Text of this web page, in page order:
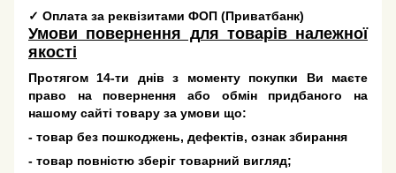
✓ Оплата за реквізитами ФОП (Приватбанк)
Умови повернення для товарів належної
якості
Протягом 14-ти днів з моменту покупки Ви маєте
право на повернення або обмін придбаного на
нашому сайті товару за умови що:
- товар без пошкоджень, дефектів, ознак збирання
- товар повністю зберіг товарний вигляд;